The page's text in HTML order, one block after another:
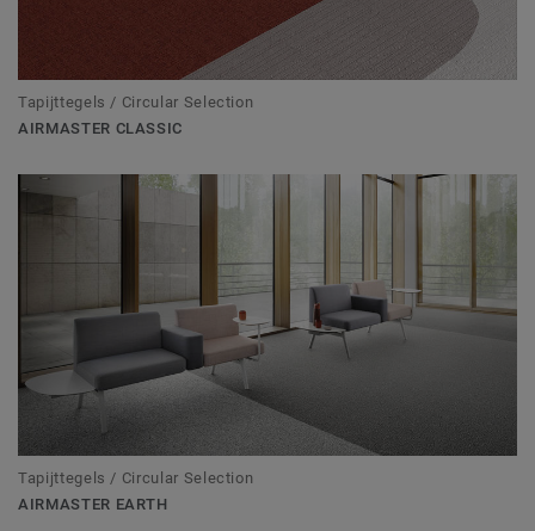
Tapijttegels / Circular Selection
AIRMASTER CLASSIC
Tapijttegels / Circular Selection
AIRMASTER EARTH